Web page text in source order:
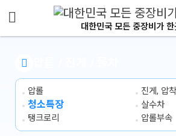
메뉴 건너뛰기
대한민국 모든 중장비가 한
압롤 진게, 압착
청소특장
살수차
탱크로리
압롤부속